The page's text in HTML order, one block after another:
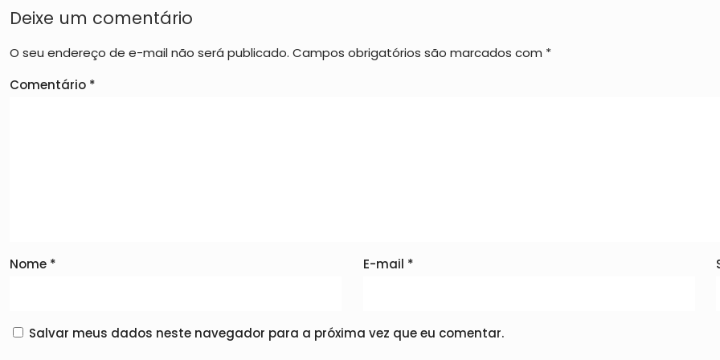
Deixe um comentário
O seu endereço de e-mail não será publicado. Campos obrigatórios são marcados com *
Comentário *
Nome * E-mail *
Salvar meus dados neste navegador para a próxima vez que eu comentar.